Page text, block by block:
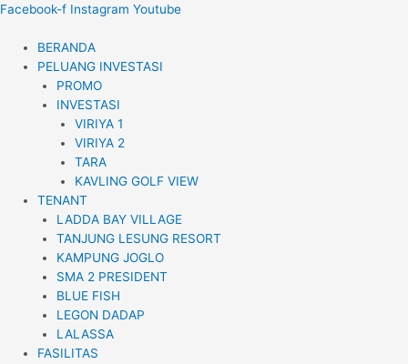
Lewati
konten
Facebook-f Instagram Youtube
BERANDA
PELUANG INVESTASI
PROMO
INVESTASI
VIRIYA 1
VIRIYA 2
TARA
KAVLING GOLF VIEW
TENANT
LADDA BAY VILLAGE
TANJUNG LESUNG RESORT
KAMPUNG JOGLO
SMA 2 PRESIDENT
BLUE FISH
LEGON DADAP
LALASSA
FASILITAS